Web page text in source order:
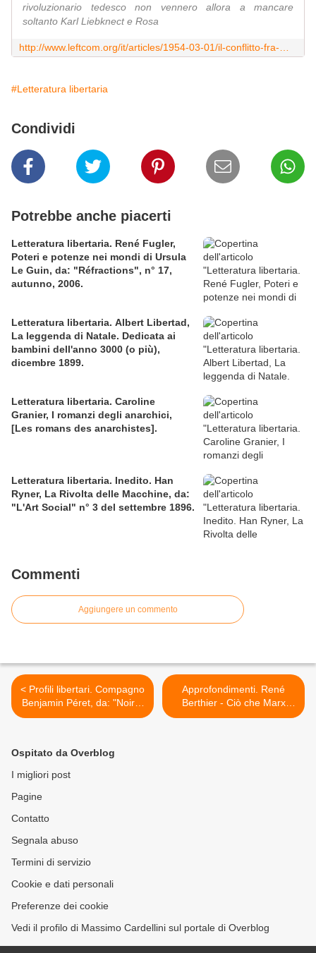
rivoluzionario tedesco non vennero allora a mancare
soltanto Karl Liebknect e Rosa
http://www.leftcom.org/it/articles/1954-03-01/il-conflitto-fra-marx-e-bakunin-in-un-opera-di-franz-mehring
#Letteratura libertaria
Condividi
Potrebbe anche piacerti
Letteratura libertaria. René Fugler,
Poteri e potenze nei mondi di Ursula
Le Guin, da: "Réfractions", n° 17,
autunno, 2006.
Letteratura libertaria. Albert Libertad,
La leggenda di Natale. Dedicata ai
bambini dell'anno 3000 (o più),
dicembre 1899.
Letteratura libertaria. Caroline
Granier, I romanzi degli anarchici,
[Les romans des anarchistes].
Letteratura libertaria. Inedito. Han
Ryner, La Rivolta delle Macchine, da:
"L'Art Social" n° 3 del settembre 1896.
Commenti
Aggiungere un commento
< Profili libertari. Compagno
Benjamin Péret, da: "Noir &
Rouge", n°14, (inverno
Approfondimenti. René
Berthier - Ciò che Marx
deve a Bakunin, il critico
Ospitato da Overblog
I migliori post
Pagine
Contatto
Segnala abuso
Termini di servizio
Cookie e dati personali
Preferenze dei cookie
Vedi il profilo di Massimo Cardellini sul portale di Overblog